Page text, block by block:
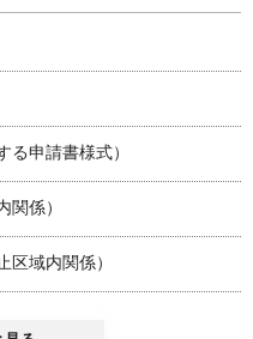
申請書様式）
関係）
区域内関係）